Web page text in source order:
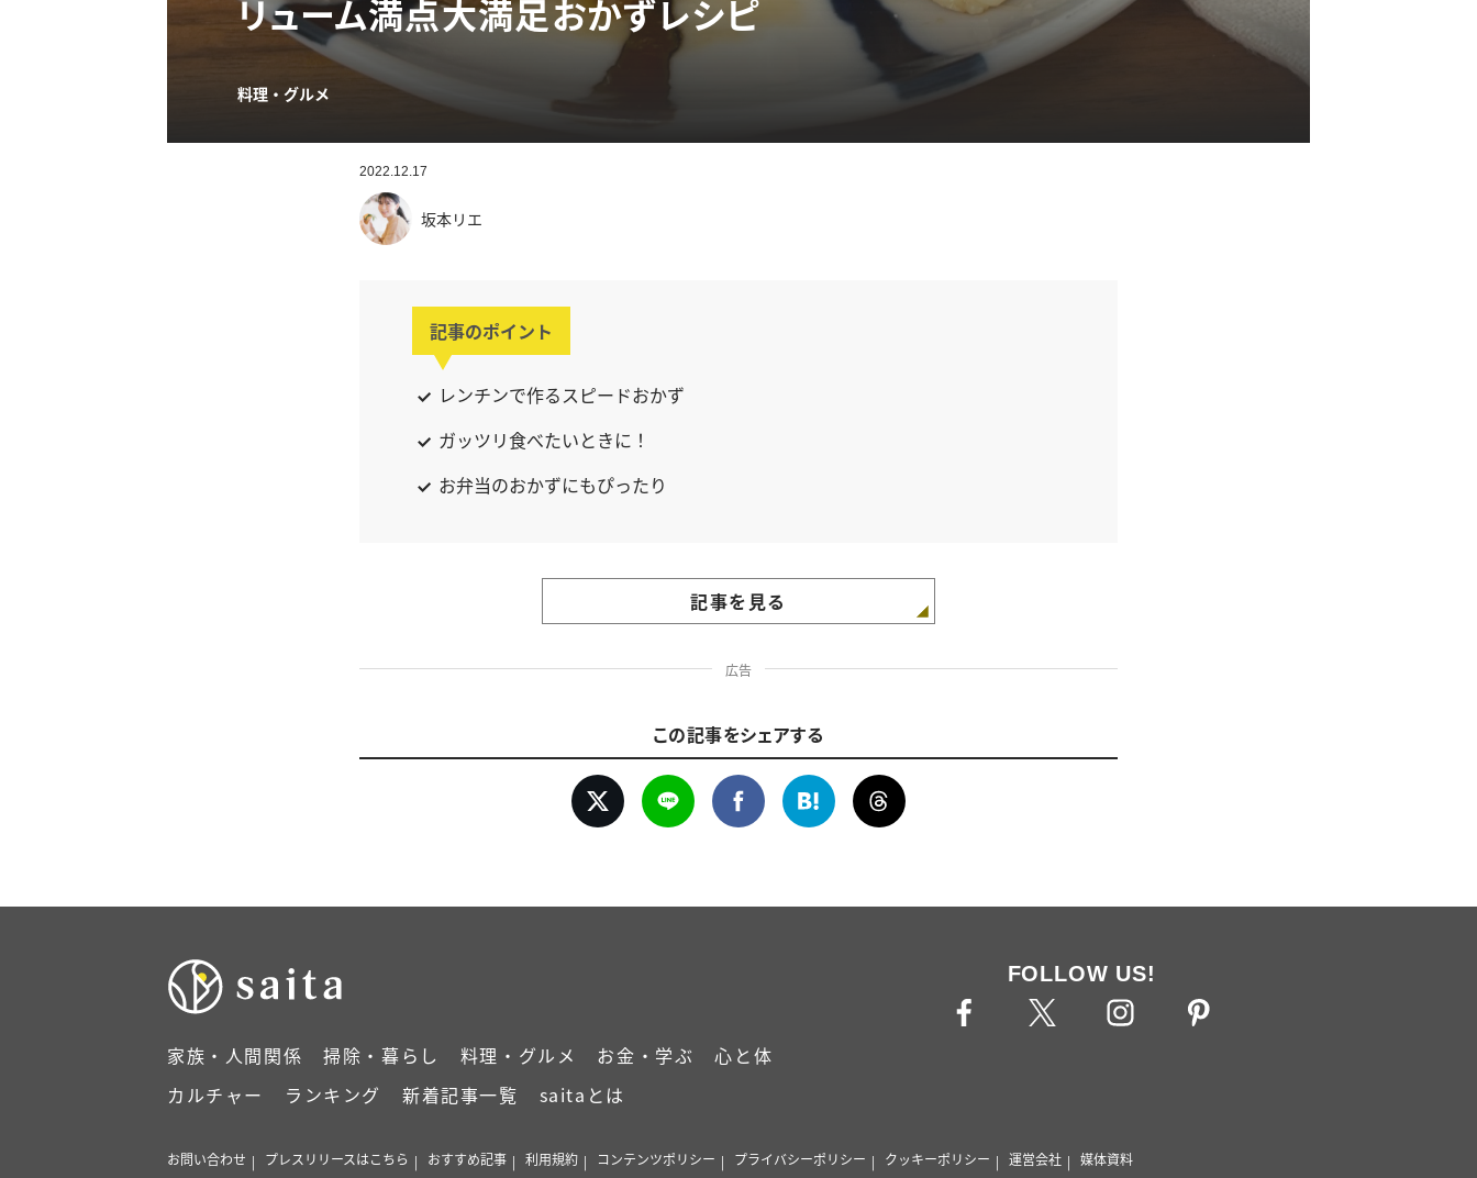
リューム満点大満足おかずレシピ
料理・グルメ
2022.12.17
坂本リエ
記事のポイント
レンチンで作るスピードおかず
ガッツリ食べたいときに！
お弁当のおかずにもぴったり
記事を見る
広告
この記事をシェアする
家族・人間関係 掃除・暮らし 料理・グルメ お金・学ぶ
心と体
カルチャー
ランキング 新着記事一覧 saitaとは
FOLLOW US!
お問い合わせ プレスリリースはこちら おすすめ記事 利用規約 コンテンツポリシー プライバシーポリシー クッキーポリシー 運営会社 媒体資料